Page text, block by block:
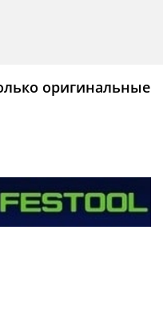
оригинальные